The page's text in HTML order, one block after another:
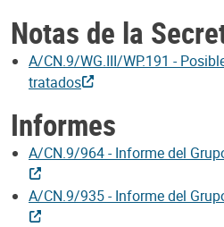
Notas de la
A/CN.9/WG.III/WP.191 -
tratados
Informes
A/CN.9/964 - Informe del
A/CN.9/935 - Informe del